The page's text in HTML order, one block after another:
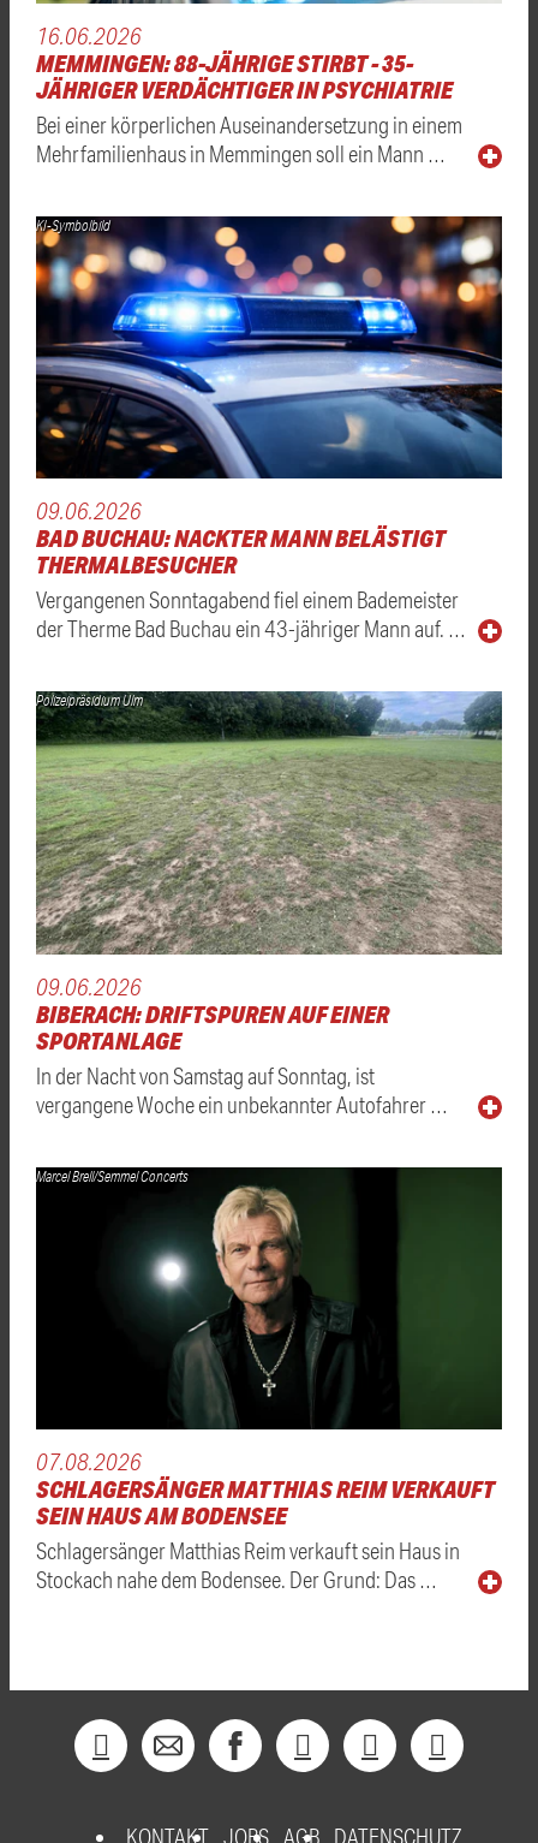
16.06.2026
MEMMINGEN: 88-JÄHRIGE STIRBT - 35-
JÄHRIGER VERDÄCHTIGER IN PSYCHIATRIE
Bei einer körperlichen Auseinandersetzung in einem
Mehrfamilienhaus in Memmingen soll ein Mann …
KI-Symbolbild
09.06.2026
BAD BUCHAU: NACKTER MANN BELÄSTIGT
THERMALBESUCHER
Vergangenen Sonntagabend fiel einem Bademeister
der Therme Bad Buchau ein 43-jähriger Mann auf. …
Polizeipräsidium Ulm
09.06.2026
BIBERACH: DRIFTSPUREN AUF EINER
SPORTANLAGE
In der Nacht von Samstag auf Sonntag, ist
vergangene Woche ein unbekannter Autofahrer …
Marcel Brell/Semmel Concerts
07.08.2026
SCHLAGERSÄNGER MATTHIAS REIM VERKAUFT
SEIN HAUS AM BODENSEE
Schlagersänger Matthias Reim verkauft sein Haus in
Stockach nahe dem Bodensee. Der Grund: Das …
KONTAKT JOBS AGB DATENSCHUTZ